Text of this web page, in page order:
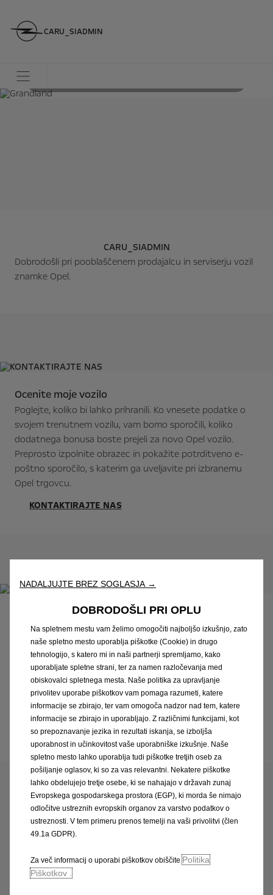
CARU_SIADMIN
CARU_SIADMIN
Dobrodošli pri pooblaščenem prodajalcu in serviserju vozil
znamke Opel.
Ocenite moje vozilo
Poglejte, koliko bi lahko prihranili. Ko vnesete podatke o
svojem trenutnem vozilu, vam bomo sporočili, koliko
dodatnega bonusa boste prejeli za novo Opel vozilo.
Preprosto izpolnite obrazec in pokažite potrditveno e-
poštno sporočilo, s katerim ga uveljavite pri izbranemu
Opel trgovcu.
KONTAKTIRAJTE NAS
Rezervirajte servisni pregled
Preprosto rezervirajte servisni pregled, popravilo ali
vzdrževalna dela na spletu. Rezervirajtetermin
zapredgledvozila, servis ali pa namzaupajte svojesvoja
vprašanja, katerim se bomo posvetili. V nekaj preprostih
korakih izberite uro, datum in prodajalca
ODKRIJTE VEČ
CARU_SIADMIN
Gogol u. 13., 1133 budapest
NADALJUJTE BREZ SOGLASJA →
DOBRODOŠLI PRI OPLU
Na spletnem mestu vam želimo omogočiti najboljšo izkušnjo, zato
naše spletno mesto uporablja piškotke (Cookie) in drugo
tehnologijo, s katero mi in naši partnerji spremljamo, kako
uporabljate spletne strani, ter za namen razločevanja med
obiskovalci spletnega mesta. Naše politika za upravljanje
privolitev uporabe piškotkov vam pomaga razumeti, katere
informacije se zbirajo, ter vam omogoča nadzor nad tem, katere
informacije se zbirajo in uporabljajo. Z različnimi funkcijami, kot
so prepoznavanje jezika in rezultati iskanja, se izboljša
uporabnost in učinkovitost vaše uporabniške izkušnje. Naše
spletno mesto lahko uporablja tudi piškotke tretjih oseb za
pošiljanje oglasov, ki so za vas relevantni. Nekatere piškotke
lahko obdelujejo tretje osebe, ki se nahajajo v državah zunaj
Evropskega gospodarskega prostora (EGP), ki morda še nimajo
odločitve ustreznih evropskih organov za varstvo podatkov o
ustreznosti. V tem primeru prenos temelji na vaši privolitvi (člen
49.1a GDPR).
Za več informacij o uporabi piškotkov obiščitePolitika
Piškotkov .